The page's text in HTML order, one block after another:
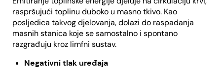
raspršujući toplinu duboko u masno tkivo. Kao
posljedica takvog djelovanja, dolazi do raspadanja
masnih stanica koje se samostalno i spontano
razgrađuju kroz limfni sustav.
Negativni tlak uređaja